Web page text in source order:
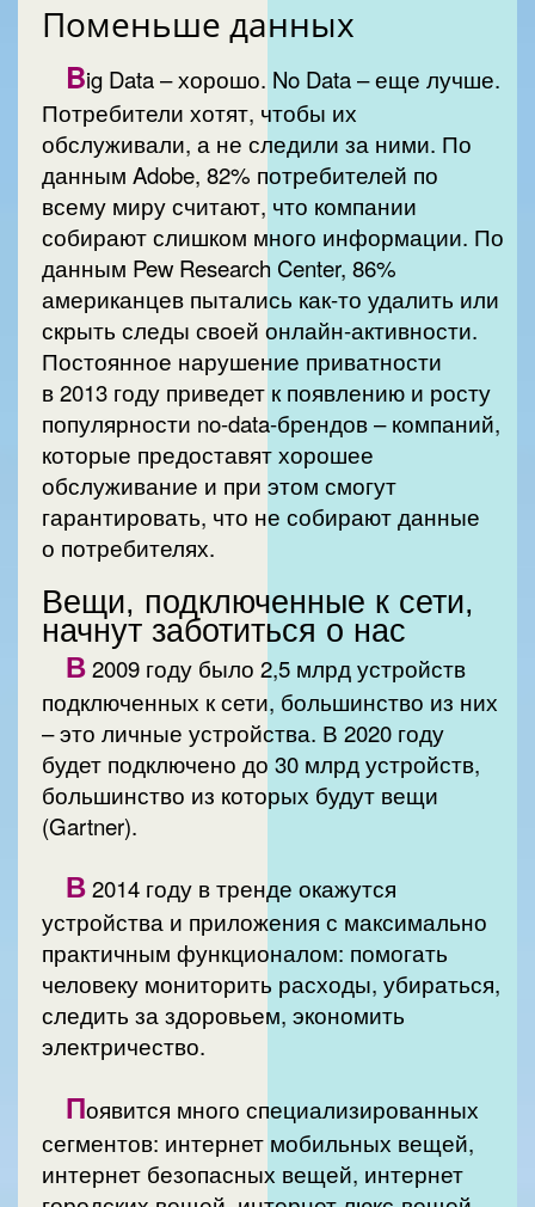
Поменьше данных
Big Data – хорошо. No Data – еще лучше.
Потребители хотят, чтобы их
обслуживали, а не следили за ними. По
данным Adobe, 82% потребителей по
всему миру считают, что компании
собирают слишком много информации. По
данным Pew Research Center, 86%
американцев пытались как-то удалить или
скрыть следы своей онлайн-активности.
Постоянное нарушение приватности
в 2013 году приведет к появлению и росту
популярности no-data-брендов – компаний,
которые предоставят хорошее
обслуживание и при этом смогут
гарантировать, что не собирают данные
о потребителях.
Вещи, подключенные к сети,
начнут заботиться о нас
В2009 году было 2,5 млрд устройств
подключенных к сети, большинство из них
– это личные устройства. В 2020 году
будет подключено до 30 млрд устройств,
большинство из которых будут вещи
(Gartner).
В2014 году в тренде окажутся
устройства и приложения с максимально
практичным функционалом: помогать
человеку мониторить расходы, убираться,
следить за здоровьем, экономить
электричество.
Появится много специализированных
сегментов: интернет мобильных вещей,
интернет безопасных вещей, интернет